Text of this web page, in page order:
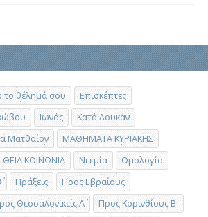
το θέλημά σου
Επισκέπτες
Ιωνάς
Κατά Λουκάν
Ματθαίον
ΜΑΘΗΜΑΤΑ ΚΥΡΙΑΚΗΣ
ΚΟΙΝΩΝΙΑ
Νεεμία
Ομολογία
Πράξεις
Προς Εβραίους
Θεσσαλονικείς Α΄
Προς Κορινθίους Β'